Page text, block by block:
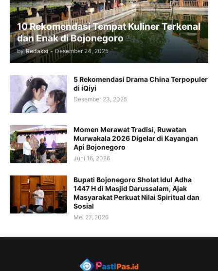
10 Rekomendasi Tempat Kuliner Terkenal
dan Enak di Bojonegoro
by Redaksi - Desember 24, 2025
5 Rekomendasi Drama China Terpopuler
di iQiyi
Desember 23, 2025
Momen Merawat Tradisi, Ruwatan
Murwakala 2026 Digelar di Kayangan
Api Bojonegoro
Juni 16, 2026
Bupati Bojonegoro Sholat Idul Adha
1447 H di Masjid Darussalam, Ajak
Masyarakat Perkuat Nilai Spiritual dan
Sosial
Mei 27, 2026